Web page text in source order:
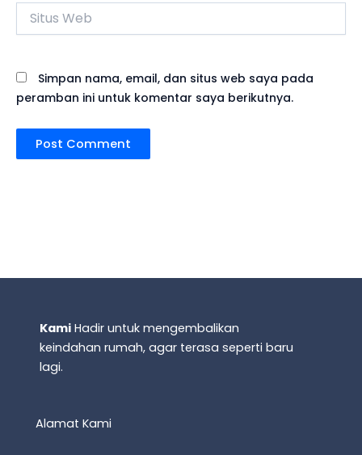
Situs
Web
Simpan nama, email, dan situs web saya pada
peramban ini untuk komentar saya berikutnya.
Kami Hadir untuk mengembalikan
keindahan rumah, agar terasa seperti baru
lagi.
Alamat Kami